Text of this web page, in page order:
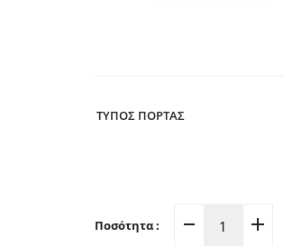
ΤΥΠΟΣ ΠΟΡΤΑΣ
Ποσότητα :
Πόμολο